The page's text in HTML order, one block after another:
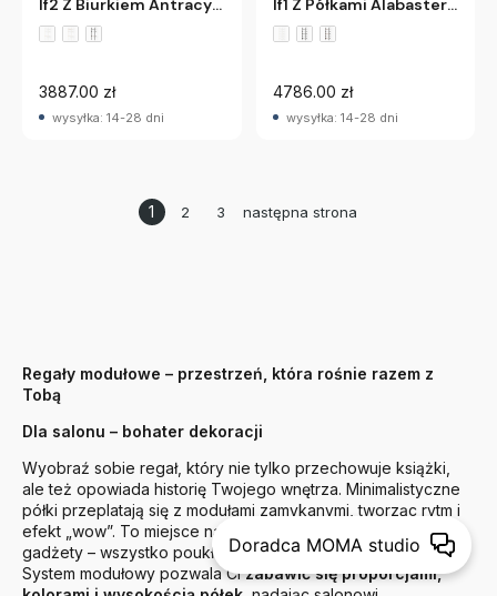
If2 Z Biurkiem Antracyt
Orzech Andtradition
3887.00 zł
wysyłka: 14-28 dni
If1 Z Półkami Alabaster
Dąb Andtradition
4786.00 zł
wysyłka: 14-28 dni
1 2 3 następna strona
Regały modułowe – przestrzeń, która rośnie razem z
Tobą
Dla salonu – bohater dekoracji
Wyobraź sobie regał, który nie tylko przechowuje książki,
ale też opowiada historię Twojego wnętrza. Minimalistyczne
półki przeplatają się z modułami zamykanymi, tworząc rytm i
efekt „wow”. To miejsce na dekoracje, albumy, ulubione
gadżety – wszystko poukładane, a jednocześnie na widoku.
System modułowy pozwala Cizabawić się proporcjami,
Doradca MOMA studio